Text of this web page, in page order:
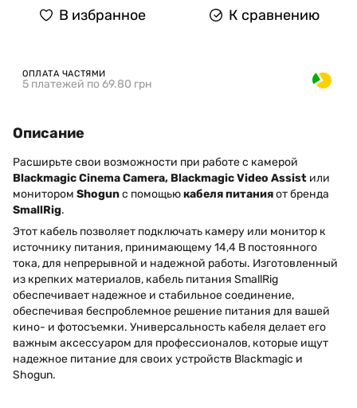
В избранное К сравнению
ОПЛАТА ЧАСТЯМИ
5 платежей по 69.80 грн
Описание
Расширьте свои возможности при работе с камерой
Blackmagic Cinema Camera, Blackmagic Video Assist или
монитором Shogunс помощьюкабеля питанияот бренда
SmallRig.
Этот кабель позволяет подключать камеру или монитор к
источнику питания, принимающему 14,4 В постоянного
тока, для непрерывной и надежной работы. Изготовленный
из крепких материалов, кабель питания SmallRig
обеспечивает надежное и стабильное соединение,
обеспечивая беспроблемное решение питания для вашей
кино- и фотосъемки. Универсальность кабеля делает его
важным аксессуаром для профессионалов, которые ищут
надежное питание для своих устройств Blackmagic и
Shogun.